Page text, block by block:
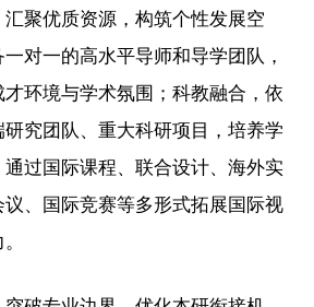
聚优质资源，构筑个性发展空
对一的高水平导师和导学团队，
环境与学术氛围；科教融合，依
究团队、重大科研项目，培养学
过国际课程、联合设计、海外实
、国际竞赛等多形式拓展国际视